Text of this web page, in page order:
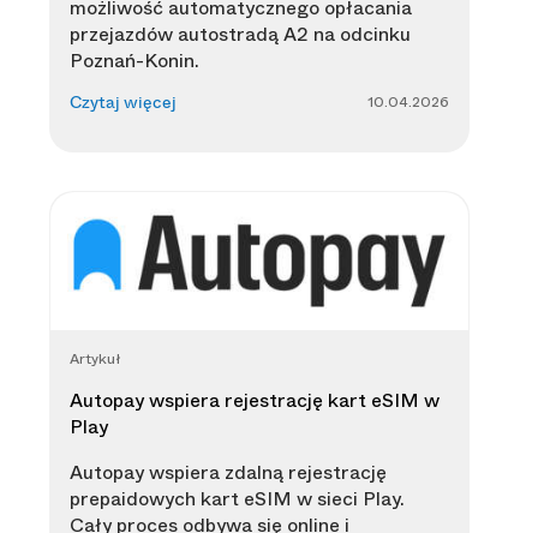
możliwość automatycznego opłacania
przejazdów autostradą A2 na odcinku
Poznań-Konin.
Czytaj więcej 10.04.2026
Artykuł
Autopay wspiera rejestrację kart eSIM w
Play
Autopay wspiera zdalną rejestrację
prepaidowych kart eSIM w sieci Play.
Cały proces odbywa się online i